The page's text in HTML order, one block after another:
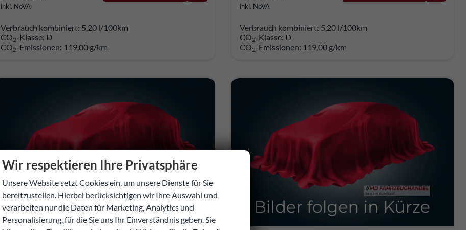
inkl. NoVA
Verbrauch kombiniert: 5,20 l/100km
CO2-Klasse: D
CO2-Emissionen: 119,00 g/km
inkl. NoVA
Verbrauch kombiniert: 5,20 l/100km
CO2-Klasse: D
CO2-Emissionen: 119,00 g/km
Wir respektieren Ihre Privatsphäre
Unsere Website setzt Cookies ein, um unsere Dienste für Sie
bereitzustellen. Hierbei berücksichtigen wir Ihre Auswahl und
verarbeiten nur die Daten für Marketing, Analytics und
Personalisierung, für die Sie uns Ihr Einverständnis geben. Sie